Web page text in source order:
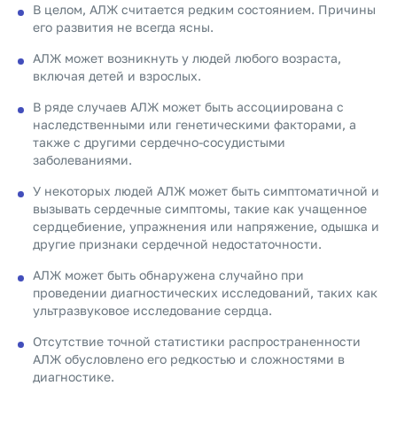
В целом, АЛЖ считается редким состоянием. Причины
его развития не всегда ясны.
АЛЖ может возникнуть у людей любого возраста,
включая детей и взрослых.
В ряде случаев АЛЖ может быть ассоциирована с
наследственными или генетическими факторами, а
также с другими сердечно-сосудистыми
заболеваниями.
У некоторых людей АЛЖ может быть симптоматичной и
вызывать сердечные симптомы, такие как учащенное
сердцебиение, упражнения или напряжение, одышка и
другие признаки сердечной недостаточности.
АЛЖ может быть обнаружена случайно при
проведении диагностических исследований, таких как
ультразвуковое исследование сердца.
Отсутствие точной статистики распространенности
АЛЖ обусловлено его редкостью и сложностями в
диагностике.